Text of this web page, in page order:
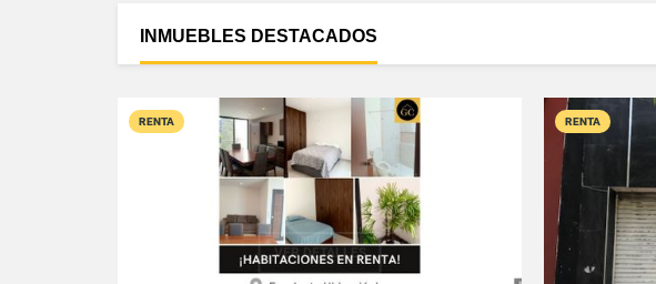
INMUEBLES DESTACADOS
RENTA
VER DETALLES
RENTA